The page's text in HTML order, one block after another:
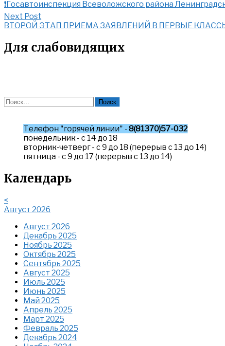
navigation
Post:
❗Госавтоинспекция
Всеволожского
Ленинградской
области
соблюдению
Правил
движения.
❗Госавтоинспекция Всеволожского района
Next
Post:
ЭТАП
ПРИЕМА
2024-
2025
ГОДА
Next Post
ВТОРОЙ ЭТАП ПРИЕМА ЗАЯВЛЕНИЙ В ПЕРВЫЕ КЛАССЫ
Для слабовидящих
Найти:
Телефон "горячей линии" - 8(81370)57-032
понедельник - с 14 до 18
вторник-четверг - с 9 до 18 (перерыв с 13 до 14)
пятница - с 9 до 17 (перерыв с 13 до 14)
Календарь
<
Август 2026
Август 2026
Декабрь 2025
Ноябрь 2025
Октябрь 2025
Сентябрь 2025
Август 2025
Июль 2025
Июнь 2025
Май 2025
Апрель 2025
Март 2025
Февраль 2025
Декабрь 2024